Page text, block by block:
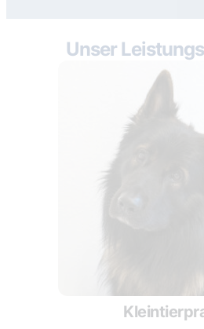
Unser